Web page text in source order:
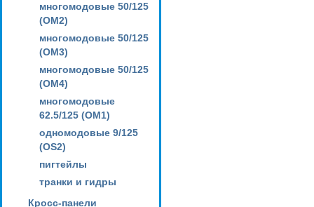
многомодовые 50/125
(OM2)
многомодовые 50/125
(OM3)
многомодовые 50/125
(OM4)
многомодовые
62.5/125 (OM1)
одномодовые 9/125
(OS2)
пигтейлы
транки и гидры
Кросс-панели